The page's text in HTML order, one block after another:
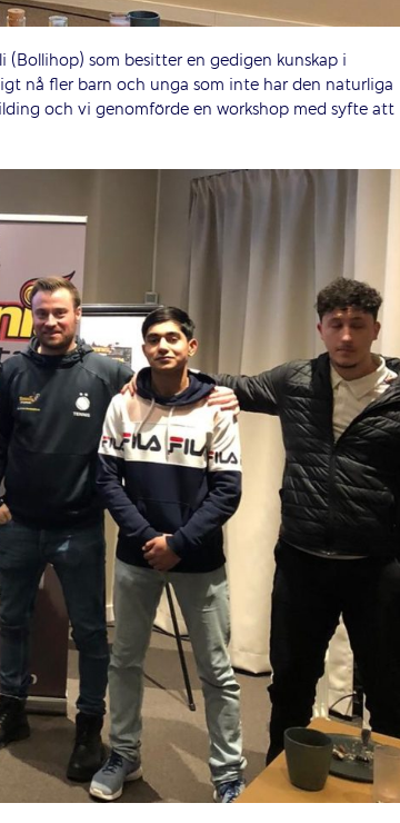
som besitter en gedigen kunskap i
nå fler barn och unga som inte har den naturliga
och vi genomförde en workshop med syfte att